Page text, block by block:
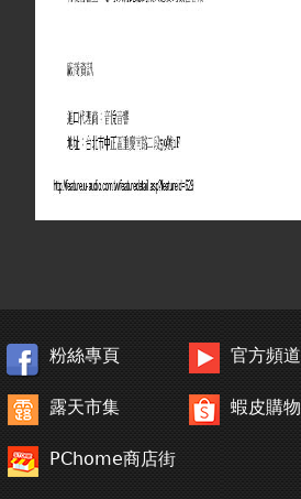
粉絲專頁 官方頻道
露天市集 蝦皮購物
PChome商店街